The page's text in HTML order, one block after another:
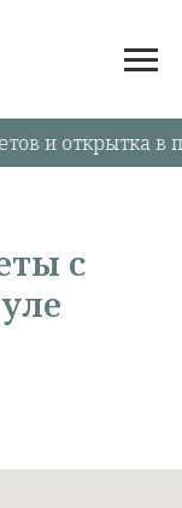
и открытка в
с